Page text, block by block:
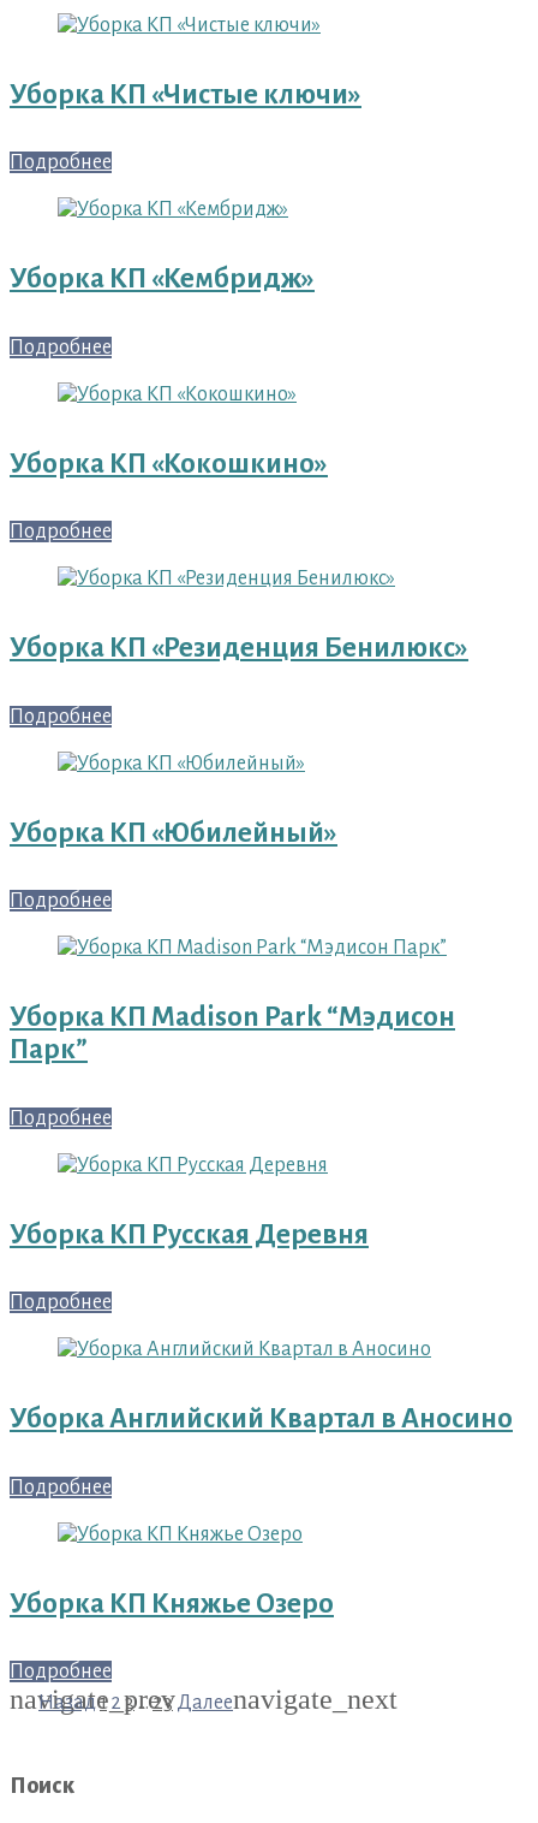
Уборка КП «Чистые ключи»
Подробнее
Уборка КП «Кембридж»
Подробнее
Уборка КП «Кокошкино»
Подробнее
Уборка КП «Резиденция Бенилюкс»
Подробнее
Уборка КП «Юбилейный»
Подробнее
Уборка КП Madison Park “Мэдисон
Парк”
Подробнее
Уборка КП Русская Деревня
Подробнее
Уборка Английский Квартал в Аносино
Подробнее
Уборка КП Княжье Озеро
Подробнее
Пагинация
записей
navigate_prev
Назад1 2 3… 23 Далееnavigate_next
Поиск